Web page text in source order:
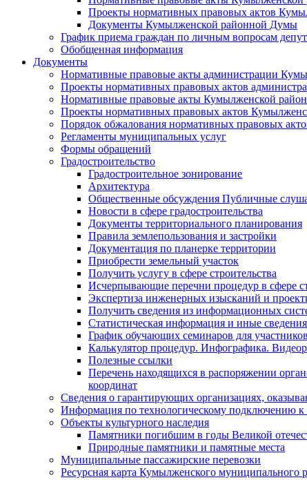
Проекты нормативных правовых актов
Документы Кумылженской районной Думы
График приема граждан по личным вопросам
Обобщенная информация
Документы
Нормативные правовые акты администрации
Проекты нормативных правовых актов
Нормативные правовые акты Кумылженской
Проекты нормативных правовых актов
Порядок обжалования нормативных правовых
Регламенты муниципальных услуг
Формы обращений
Градостроительство
Градостроительное зонирование
Архитектура
Общественные обсуждения Публичные
Новости в сфере градостроительства
Документы территориального планирования
Правила землепользования и застройки
Документация по планерке территории
Приобрести земельный участок
Получить услугу в сфере строительства
Исчерпывающие перечни процедур в сфере
Экспертиза инженерных изысканий и
Получить сведения из информационных
Статистическая информация и иные
График обучающих семинаров для
Калькулятор процедур. Инфографика.
Полезные ссылки
Перечень находящихся в распоряжении
координат
Сведения о гарантирующих организациях,
Информация по технологическому подключению к
Объекты культурного наследия
Памятники погибшим в годы Великой
Природные памятники и памятные места
Муниципальные пассажирские перевозки
Ресурсная карта Кумылженского муниципального